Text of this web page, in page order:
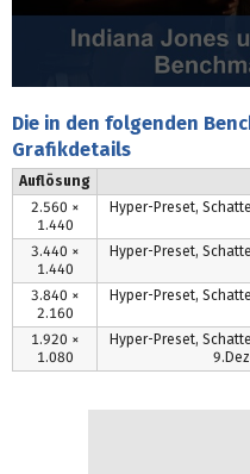
s
e
c
o
n
0
e
Die in den folgenden
Grafikdetails
Auflösung
2.560 ×
1.440
Hyper-Preset,
3.440 ×
1.440
Hyper-Preset,
3.840 ×
2.160
Hyper-Preset,
1.920 ×
1.080
Hyper-Preset,